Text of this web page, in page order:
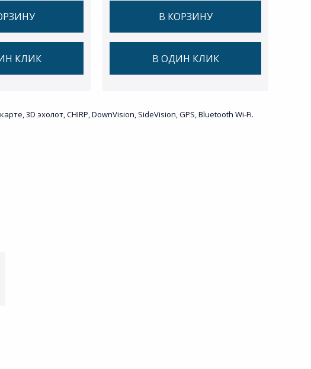
КЛИК
В КОРЗИНУ
В ОДИН КЛИК
3D эхолот, CHIRP, DownVision, SideVision, GPS, Bluetooth Wi-Fi.